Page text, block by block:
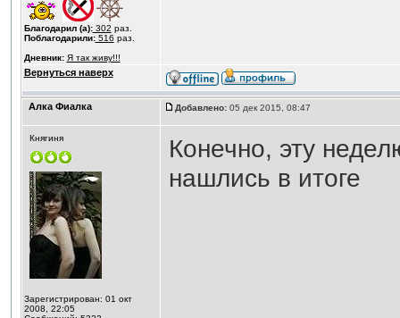
Благодарил (а):302 раз.
Поблагодарили:516 раз.
Дневник: Я так живу!!!
Вернуться наверх
Алка Фиалка Добавлено:05 дек 2015, 08:47
Княгиня
Зарегистрирован: 01 окт
2008, 22:05
Конечно, эту
нашлись в итоге